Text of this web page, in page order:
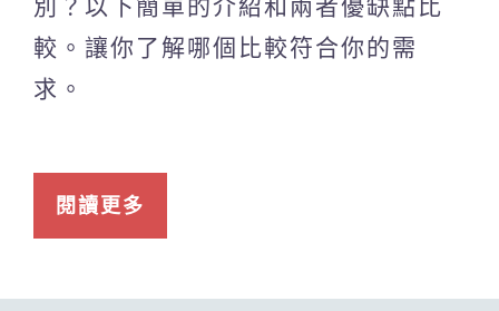
別？以下簡單的介紹和兩者優缺點比
較。讓你了解哪個比較符合你的需
求。
閱讀更多